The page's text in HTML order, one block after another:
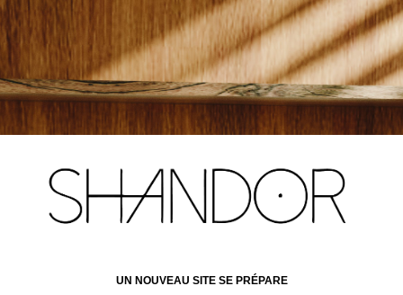
UN NOUVEAU SITE SE PRÉPARE